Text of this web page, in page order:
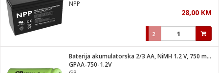
NPP
28,00 KM
2
Baterija akumulatorska 2/3 AA, NiMH 1.2 V, 750 mAh
GPAA-750-1.2V